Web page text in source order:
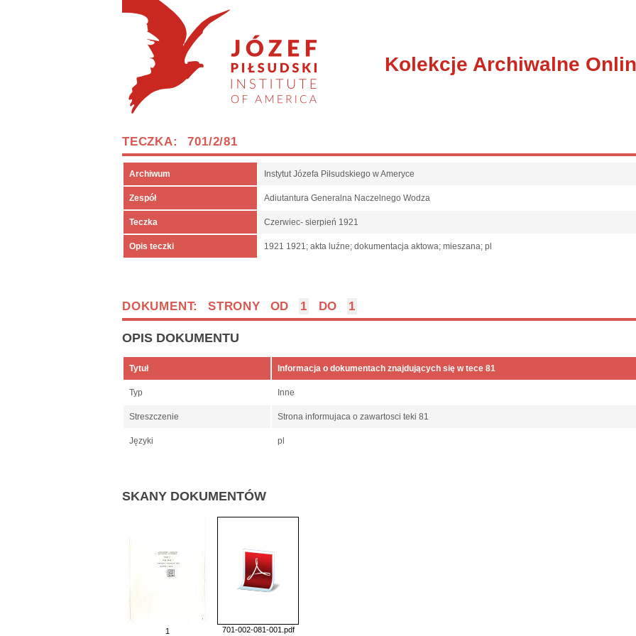
Kolekcje Archiwalne
TECZKA: 701/2/81
Archiwum Instytut Józefa Piłsudskiego w Ameryce
Zespół Adiutantura Generalna Naczelnego Wodza
Teczka Czerwiec- sierpień 1921
Opis teczki 1921 1921; akta luźne; dokumentacja aktowa; mieszana; pl
DOKUMENT: STRONY OD 1 DO 1
OPIS DOKUMENTU
Tytuł Informacja o dokumentach znajdujących się w tece 81
Typ Inne
Streszczenie Strona informujaca o zawartosci teki 81
Języki pl
SKANY DOKUMENTÓW
1 701-002-081-001.pdf